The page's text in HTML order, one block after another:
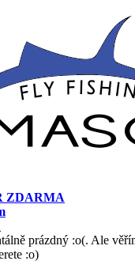
ZDARMA
prázdný :o(. Ale
:o)